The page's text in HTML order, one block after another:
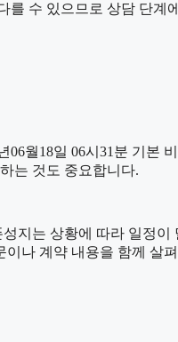
수 있으므로 상담 단계
월18일 06시31분 기본
는 것도 중요합니다.
지는 상황에 따라 일정이
나 계약 내용을 함께 살